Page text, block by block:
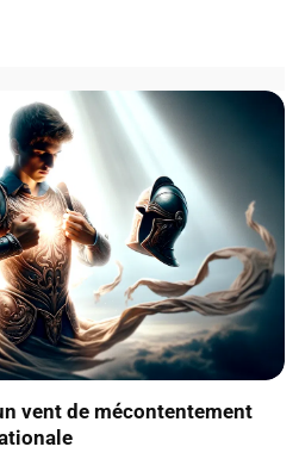
vent de mécontentement